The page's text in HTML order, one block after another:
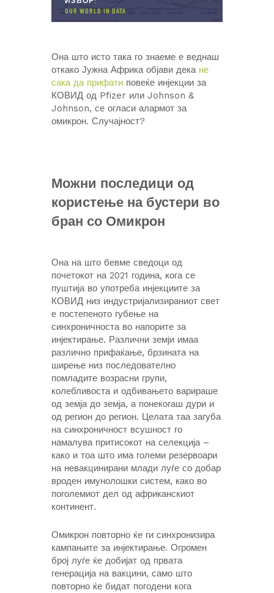
OUR WORLD IN DATA
Она што исто така го знаеме е веднаш
откако Јужна Африка објави декане
сака да прифати повеќе инјекции за
КОВИД од Pfizer или Johnson &
Johnson, се огласи алармот за
омикрон. Случајност?
Можни последици од
користење на бустери во
бран со Омикрон
Она на што бевме сведоци од
почетокот на 2021 година, кога се
пуштија во употреба инјекциите за
КОВИД низ индустријализираниот свет
е постепеното губење на
синхроничноста во напорите за
инјектирање. Различни земји имаа
различно прифаќање, брзината на
ширење низ последователно
помладите возрасни групи,
колебливоста и одбивањето варираше
од земја до земја, а понекогаш дури и
од регион до регион. Целата таа загуба
на синхроничност всушност го
намалува притисокот на селекција –
како и тоа што има големи резервоари
на невакцинирани млади луѓе со добар
вроден имунолошки систем, како во
поголемиот дел од африканскиот
континент.
Омикрон повторно ќе ги синхронизира
кампањите за инјектирање. Огромен
број луѓе ќе добијат од првата
генерација на вакцини, само што
повторно ќе бидат погодени кога